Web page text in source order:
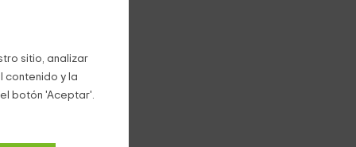
sitio, analizar
contenido y la
botón 'Aceptar'.